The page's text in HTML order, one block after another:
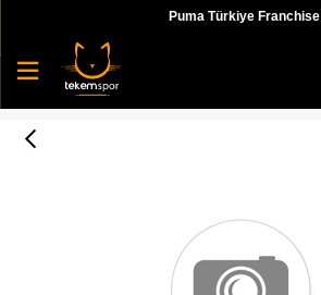
Puma Türkiye Franchise